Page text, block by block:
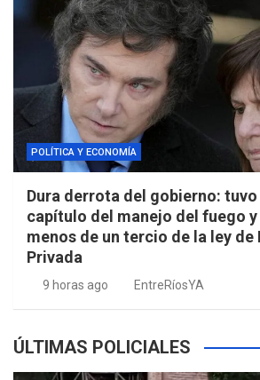
POLÍTICA Y ECONOMÍA
Dura derrota del gobierno: tuvo
capítulo del manejo del fuego y
menos de un tercio de la ley de
Privada
9 horas ago EntreRíosYA
ÚLTIMAS POLICIALES